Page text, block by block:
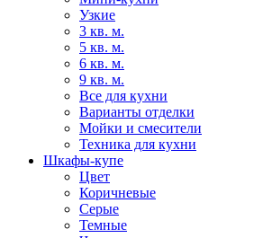
Узкие
3 кв. м.
5 кв. м.
6 кв. м.
9 кв. м.
Все для кухни
Варианты отделки
Мойки и смесители
Техника для кухни
Шкафы-купе
Цвет
Коричневые
Серые
Темные